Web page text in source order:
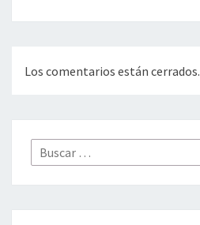
Los comentarios están cerrados.
Buscar
por: